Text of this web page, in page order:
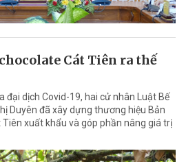
Cát Tiên ra thế
đại dịch Covid-19, hai cử nhân Luật Bế
Duyên đã xây dựng thương hiệu Bản
xuất khẩu và góp phần nâng giá trị